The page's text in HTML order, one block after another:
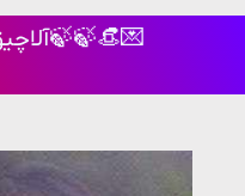
💌🎩🍂🍂آلاچیق دوستان🍃🍃👒💌